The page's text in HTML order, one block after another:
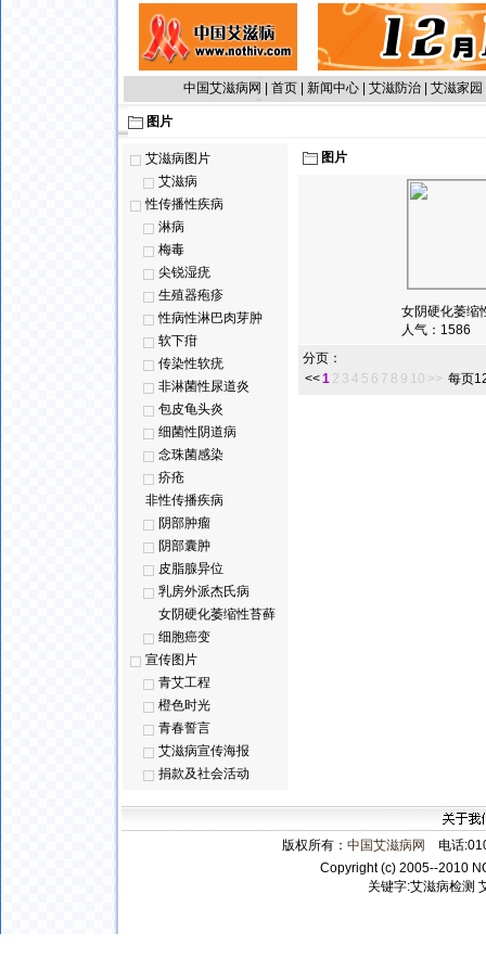
中国艾滋病网 首页 新闻中心 艾滋防治 艾滋家园
图片
艾滋病图片
艾滋病
性传播性疾病
淋病
梅毒
尖锐湿疣
生殖器疱疹
性病性淋巴肉芽肿
软下疳
传染性软疣
非淋菌性尿道炎
包皮龟头炎
细菌性阴道病
念珠菌感染
疥疮
非性传播疾病
阴部肿瘤
阴部囊肿
皮脂腺异位
乳房外派杰氏病
女阴硬化萎缩性苔藓
细胞癌变
宣传图片
青艾工程
橙色时光
青春誓言
艾滋病宣传海报
捐款及社会活动
图片
女阴硬化萎缩
人气： 1586
分页：
<<1 2 3 4 5 6 7 8 9 10 >> 每页
版权所有： 中国艾滋病网
电话
Copyright (c) 2005--2010
关键字:艾滋病检测